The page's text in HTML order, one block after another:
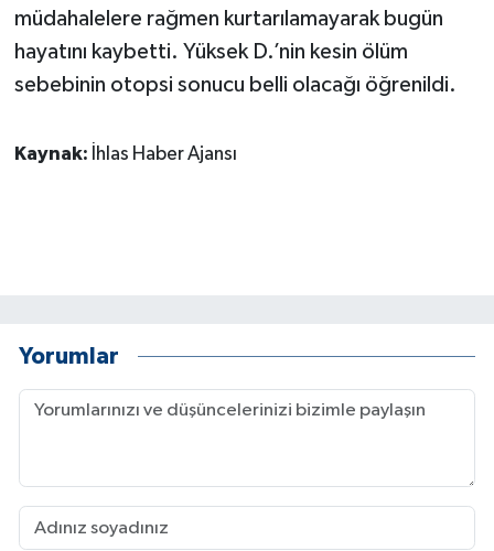
müdahalelere rağmen kurtarılamayarak bugün
hayatını kaybetti. Yüksek D.’nin kesin ölüm
sebebinin otopsi sonucu belli olacağı öğrenildi.
Kaynak: İhlas Haber Ajansı
Yorumlar
Finans
Flaş Haber
Gayrimenkul
HABERDE İNSAN
Jandarma